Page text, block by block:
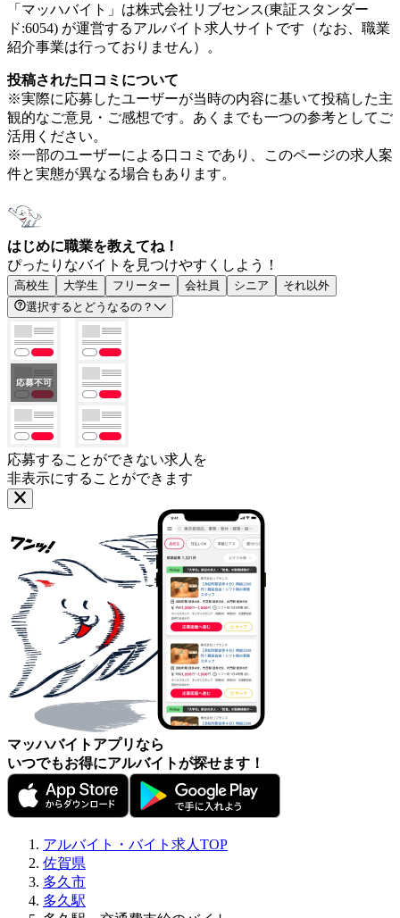
「マッハバイト」は株式会社リブセンス(東証スタンダー
ド:6054) が運営するアルバイト求人サイトです（なお、職業
紹介事業は行っておりません）。
投稿された口コミについて
※実際に応募したユーザーが当時の内容に基いて投稿した主
観的なご意見・ご感想です。あくまでも一つの参考としてご
活用ください。
※一部のユーザーによる口コミであり、このページの求人案
件と実態が異なる場合もあります。
はじめに職業を教えてね！
ぴったりなバイトを見つけやすくしよう！
高校生 大学生 フリーター 会社員 シニア
それ以外
選択するとどうなるの？
応募することができない求人を
非表示にすることができます
マッハバイトアプリなら
いつでもお得にアルバイトが探せます！
アルバイト・バイト求人TOP
佐賀県
多久市
多久駅